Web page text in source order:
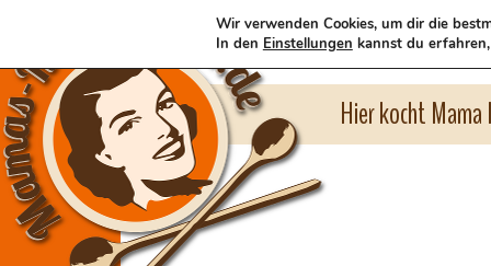
Hier kocht
Wir verwenden Cookies, um dir die
In den Einstellungen kannst du